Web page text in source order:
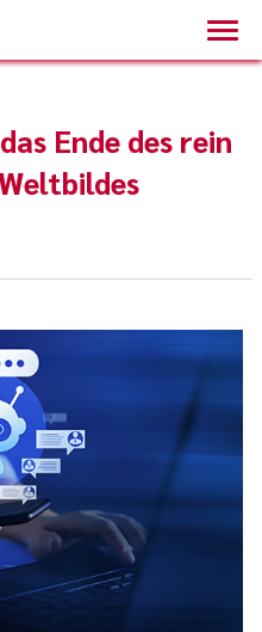
Ende des rein